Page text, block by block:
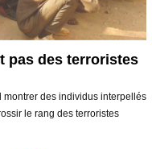
pas des terroristes
des individus interpellés
le rang des terroristes